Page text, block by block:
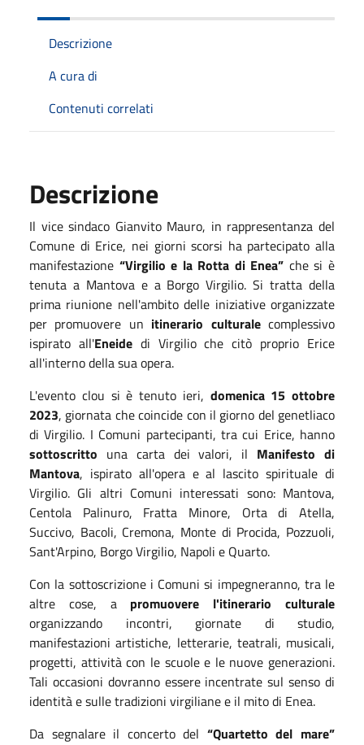
Descrizione
A cura di
Contenuti correlati
Descrizione
Il vice sindaco Gianvito Mauro, in rappresentanza del
Comune di Erice, nei giorni scorsi ha partecipato alla
manifestazione “Virgilio e la Rotta di Enea” che si è
tenuta a Mantova e a Borgo Virgilio. Si tratta della
prima riunione nell'ambito delle iniziative organizzate
per promuovere un itinerario culturalecomplessivo
ispirato all'Eneidedi Virgilio che citò proprio Erice
all'interno della sua opera.
L'evento clou si è tenuto ieri, domenica 15 ottobre
2023, giornata che coincide con il giorno del genetliaco
di Virgilio. I Comuni partecipanti, tra cui Erice, hanno
sottoscritto una carta dei valori, il Manifesto di
Mantova, ispirato all'opera e al lascito spirituale di
Virgilio. Gli altri Comuni interessati sono: Mantova,
Centola Palinuro, Fratta Minore, Orta di Atella,
Succivo, Bacoli, Cremona, Monte di Procida, Pozzuoli,
Sant'Arpino, Borgo Virgilio, Napoli e Quarto.
Con la sottoscrizione i Comuni si impegneranno, tra le
altre cose, a promuovere l'itinerario culturale
organizzando incontri, giornate di studio,
manifestazioni artistiche, letterarie, teatrali, musicali,
progetti, attività con le scuole e le nuove generazioni.
Tali occasioni dovranno essere incentrate sul senso di
identità e sulle tradizioni virgiliane e il mito di Enea.
Da segnalare il concerto del “Quartetto del mare”